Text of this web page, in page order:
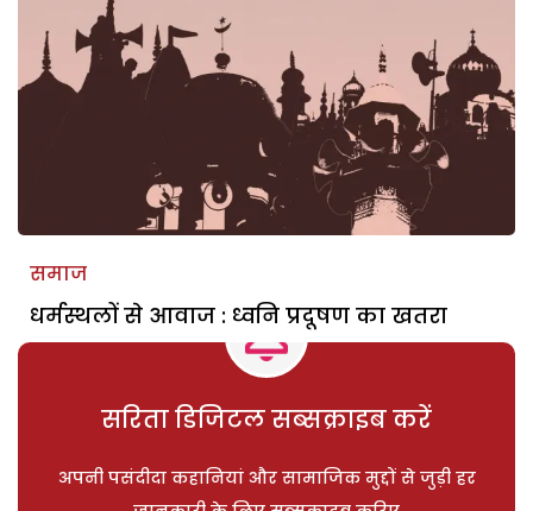
समाज
धर्मस्थलों से आवाज : ध्वनि प्रदूषण का खतरा
सरिता डिजिटल सब्सक्राइब करें
अपनी पसंदीदा कहानियां और सामाजिक मुद्दों से जुड़ी हर